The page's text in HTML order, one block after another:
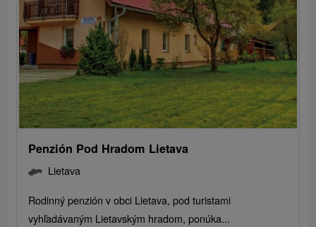
Penzión Pod Hradom Lietava
Lietava
Rodinný penzión v obci Lietava, pod turistami
vyhľadávaným Lietavským hradom, ponúka...